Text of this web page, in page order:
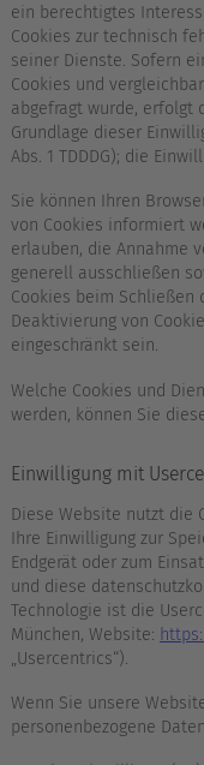
ein berechtigtes
Cookies zur technisch
seiner Dienste. Sofern
Cookies und
abgefragt wurde, erfolgt
Grundlage dieser
Abs. 1 TDDDG); die
Sie können Ihren
von Cookies informiert
erlauben, die Annahme
generell ausschließen
Cookies beim Schließen
Deaktivierung von
eingeschränkt sein.
Welche Cookies und
werden, können Sie
Einwilligung mit
Diese Website nutzt die
Ihre Einwilligung zur
Endgerät oder zum
und diese
Technologie ist die
München, Website:
„Usercentrics“).
Wenn Sie unsere
personenbezogene